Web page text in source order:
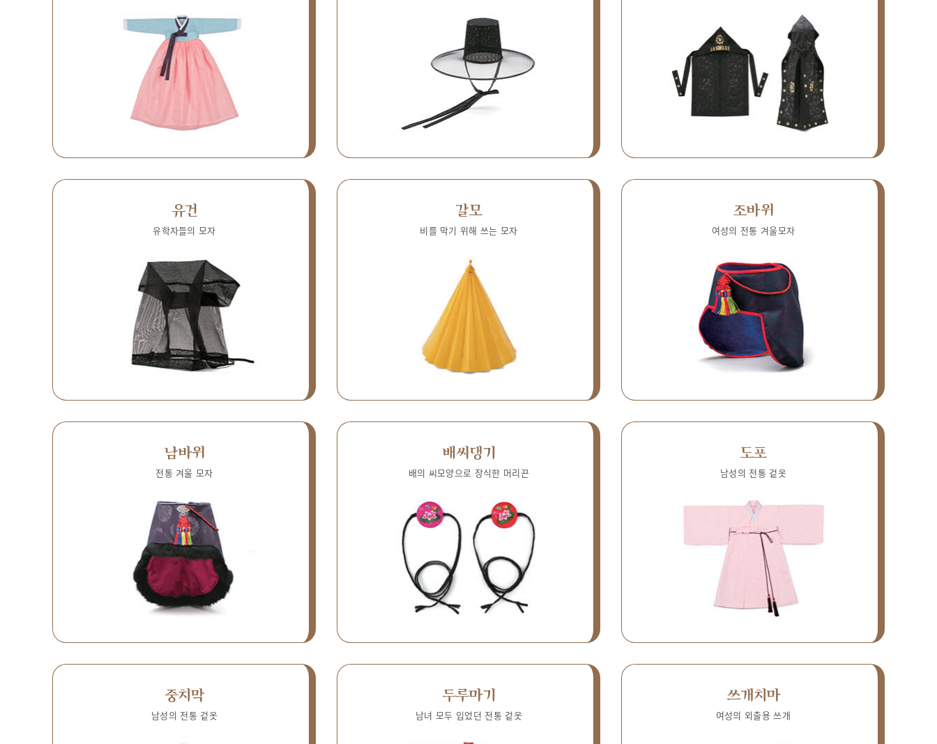
유건
유학자들의 모자
갈모
비를 막기 위해 쓰는 모자
조바위
여성의 전통 겨울모자
남바위
전통 겨울 모자
배씨댕기
배의 씨모양으로 장식한 머리끈
도포
남성의 전통 겉옷
중치막
남성의 전통 겉옷
두루마기
남녀 모두 입었던 전통 겉옷
쓰개치마
여성의 외출용 쓰개